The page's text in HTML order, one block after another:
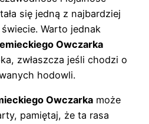
się jedną z najbardziej
Warto jednak
Owczarka
zwłaszcza jeśli chodzi o
hodowli.
Owczarka może
pamiętaj, że ta rasa